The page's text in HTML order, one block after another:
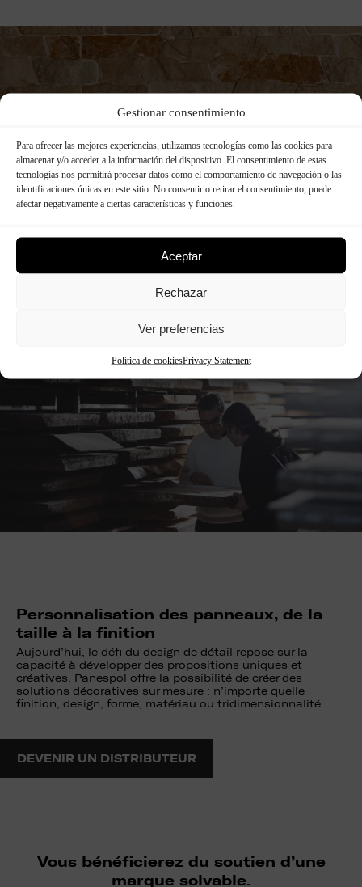
Gestionar consentimiento
Para ofrecer las mejores experiencias, utilizamos tecnologías como las cookies para
almacenar y/o acceder a la información del dispositivo. El consentimiento de estas
tecnologías nos permitirá procesar datos como el comportamiento de navegación o las
identificaciones únicas en este sitio. No consentir o retirar el consentimiento, puede
afectar negativamente a ciertas características y funciones.
Aceptar
Rechazar
Ver preferencias
Política de cookiesPrivacy Statement
Fabricants de panneaux de
polyuréthane brevetés
Panespol est un pionnier dans le développement et la
protection par brevet de formulations basées sur des
revêtements polymères synthétiques de qualité
supérieure et des systèmes de panneaux décoratifs
Personnalisation des panneaux, de la
taille à la finition
Aujourd’hui, le défi du design de détail repose sur la
capacité à développer des propositions uniques et
créatives. Panespol offre la possibilité de créer des
solutions décoratives sur mesure : n’importe quelle
finition, design, forme, matériau ou tridimensionnalité.
DEVENIR UN DISTRIBUTEUR
Vous bénéficierez du soutien d’une
marque solvable.